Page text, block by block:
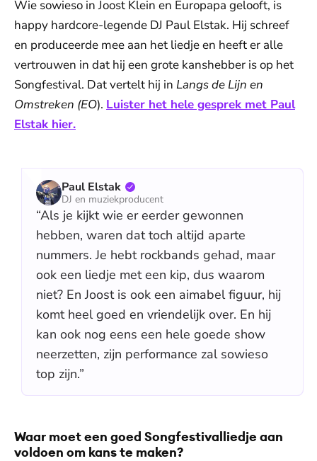
Wie sowieso in Joost Klein en Europapa gelooft, is
happy hardcore-legende DJ Paul Elstak. Hij schreef
en produceerde mee aan het liedje en heeft er alle
vertrouwen in dat hij een grote kanshebber is op het
Songfestival. Dat vertelt hij in Langs de Lijn en
Omstreken (EO). Luister het hele gesprek met Paul
Elstak hier.
Paul Elstak
DJ en muziekproducent
“Als je kijkt wie er eerder gewonnen
hebben, waren dat toch altijd aparte
nummers. Je hebt rockbands gehad, maar
ook een liedje met een kip, dus waarom
niet? En Joost is ook een aimabel figuur, hij
komt heel goed en vriendelijk over. En hij
kan ook nog eens een hele goede show
neerzetten, zijn performance zal sowieso
top zijn.”
Waar moet een goed Songfestivalliedje aan
voldoen om kans te maken?